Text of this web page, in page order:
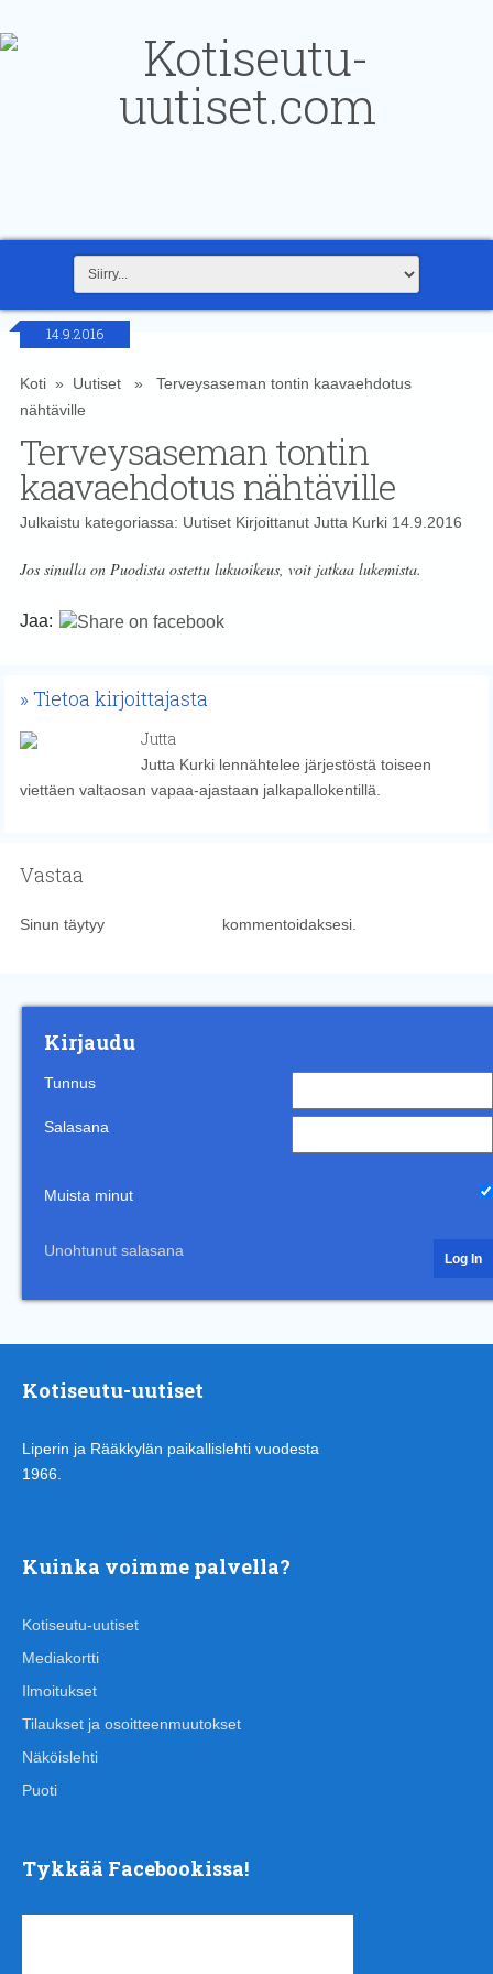
14.9.2016
Koti» Uutiset» Terveysaseman tontin kaavaehdotus
nähtäville
Terveysaseman tontin
kaavaehdotus nähtäville
Julkaistu kategoriassa: UutisetKirjoittanut Jutta Kurki14.9.2016
Jos sinulla on Puodista ostettu lukuoikeus, voit jatkaa lukemista.
Jaa:
Tietoa kirjoittajasta
Jutta
Jutta Kurki lennähtelee järjestöstä toiseen
viettäen valtaosan vapaa-ajastaan jalkapallokentillä.
Vastaa
Sinun täytyy kommentoidaksesi.
Kirjaudu
Tunnus
Salasana
Muista minut
Unohtunut salasana
Kotiseutu-uutiset
Liperin ja Rääkkylän paikallislehti vuodesta
1966.
Kuinka voimme palvella?
Kotiseutu-uutiset
Mediakortti
Ilmoitukset
Tilaukset ja osoitteenmuutokset
Näköislehti
Puoti
Tykkää Facebookissa!